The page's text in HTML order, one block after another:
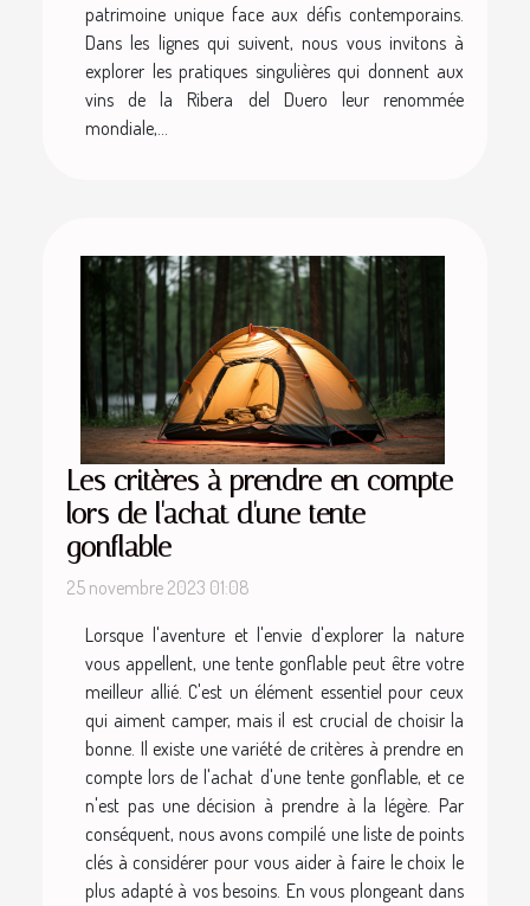
patrimoine unique face aux défis contemporains.
Dans les lignes qui suivent, nous vous invitons à
explorer les pratiques singulières qui donnent aux
vins de la Ribera del Duero leur renommée
mondiale,...
Les critères à prendre en compte
lors de l'achat d'une tente
gonflable
25 novembre 2023 01:08
Lorsque l'aventure et l'envie d'explorer la nature
vous appellent, une tente gonflable peut être votre
meilleur allié. C'est un élément essentiel pour ceux
qui aiment camper, mais il est crucial de choisir la
bonne. Il existe une variété de critères à prendre en
compte lors de l'achat d'une tente gonflable, et ce
n'est pas une décision à prendre à la légère. Par
conséquent, nous avons compilé une liste de points
clés à considérer pour vous aider à faire le choix le
plus adapté à vos besoins. En vous plongeant dans